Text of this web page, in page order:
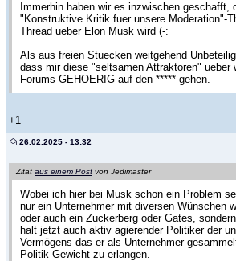
Immerhin haben wir es inzwischen geschafft,
"Konstruktive Kritik fuer unsere Moderation"-
Thread ueber Elon Musk wird (-:
Als aus freien Stuecken weitgehend
dass mir diese "seltsamen Attraktoren" ueber
Forums GEHOERIG auf den ***** gehen.
+1
26.02.2025 - 13:32
Zitat aus einem Post von Jedimaster
Wobei ich hier bei Musk schon ein Problem
nur ein Unternehmer mit diversen Wünschen
oder auch ein Zuckerberg oder Gates,
halt jetzt auch aktiv agierender Politiker der
Vermögens das er als Unternehmer
Politik Gewicht zu erlangen.